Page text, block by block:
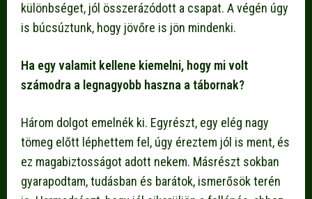
különbséget, jól összerázódott a csapat. A végén úgy
is búcsúztunk, hogy jövőre is jön mindenki.
Ha egy valamit kellene kiemelni, hogy mi volt
számodra a legnagyobb haszna a tábornak?
Három dolgot emelnék ki. Egyrészt, egy elég nagy
tömeg előtt léphettem fel, úgy éreztem jól is ment, és
ez magabiztosságot adott nekem. Másrészt sokban
gyarapodtam, tudásban és barátok, ismerősök terén